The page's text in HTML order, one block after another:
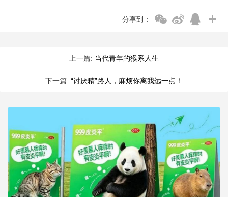
分享到：
上一篇: 当代青年的猴系人生
下一篇: “讨厌精”路人，麻烦你离我远一点！